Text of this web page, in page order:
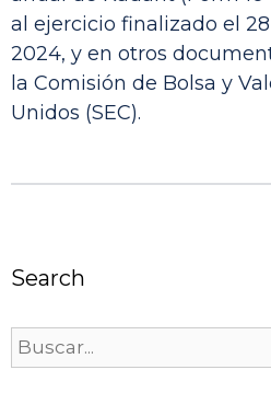
al ejercicio finalizado el
2024, y en otros
la Comisión de Bolsa y
Unidos (SEC).
Search
Buscar: